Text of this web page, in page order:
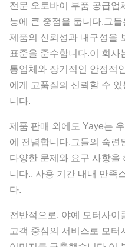
전문 오토바이 부품 공급업
능에 큰 중점을 둡니다.그
제품의 신뢰성과 내구성을
표준을 준수합니다.이 회사
통업체와 장기적인 안정적
에게 고품질의 신뢰할 수
니다.
제품 판매 외에도 Yaye는
에 전념합니다.그들의 숙련
다양한 문제와 요구 사항을
니다., 사용 기간 내내 만족
다.
전반적으로, 야예 모터사이
고객 중심의 서비스로 모터